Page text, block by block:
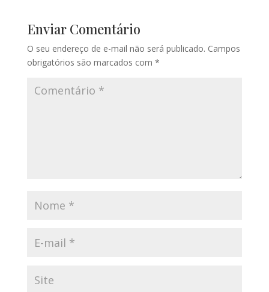
Enviar Comentário
O seu endereço de e-mail não será publicado. Campos
obrigatórios são marcados com *